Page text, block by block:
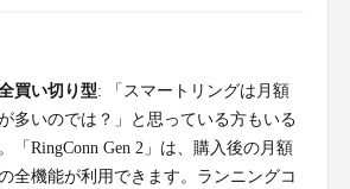
買い切り型: 「スマートリングは月額
多いのでは？」と思っている方もいる
「RingConn Gen 2」は、購入後の月額
全機能が利用できます。ランニングコ